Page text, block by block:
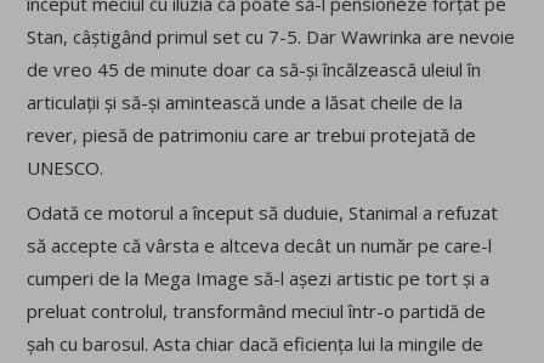
Stan, câștigând primul set cu 7-5. Dar Wawrinka are nevoie
de vreo 45 de minute doar ca să-și încălzească uleiul în
articulații și să-și amintească unde a lăsat cheile de la
rever, piesă de patrimoniu care ar trebui protejată de
UNESCO.
Odată ce motorul a început să duduie, Stanimal a refuzat
să accepte că vârsta e altceva decât un număr pe care-l
cumperi de la Mega Image să-l așezi artistic pe tort și a
preluat controlul, transformând meciul într-o partidă de
șah cu barosul. Asta chiar dacă eficiența lui la mingile de